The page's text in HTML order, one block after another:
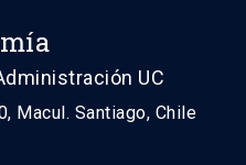
UC
Macul. Santiago, Chile